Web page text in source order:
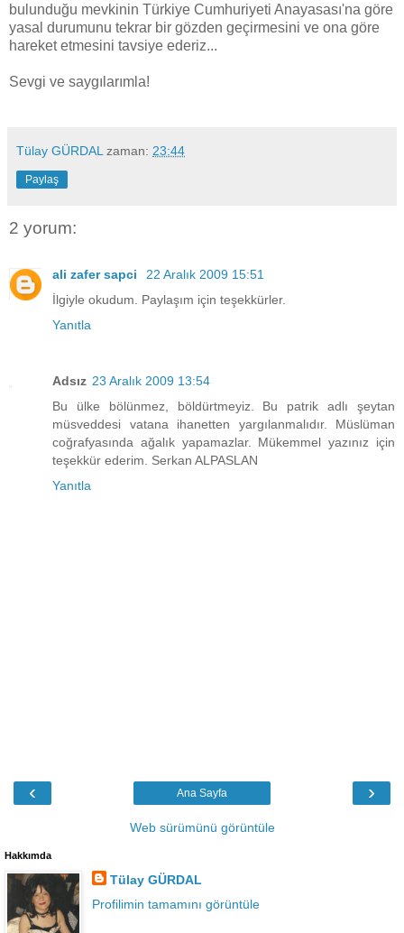
bulunduğu mevkinin Türkiye Cumhuriyeti Anayasası'na göre
yasal durumunu tekrar bir gözden geçirmesini ve ona göre
hareket etmesini tavsiye ederiz...
Sevgi ve saygılarımla!
Tülay GÜRDAL zaman: 23:44
Paylaş
2 yorum:
ali zafer sapci
22 Aralık 2009 15:51
İlgiyle okudum. Paylaşım için teşekkürler.
Yanıtla
Adsız 23 Aralık 2009 13:54
Bu ülke bölünmez, böldürtmeyiz. Bu patrik adlı şeytan
müsveddesi vatana ihanetten yargılanmalıdır. Müslüman
coğrafyasında ağalık yapamazlar. Mükemmel yazınız için
teşekkür ederim. Serkan ALPASLAN
Yanıtla
‹ ›
Ana Sayfa
Web sürümünü görüntüle
Hakkımda
Tülay GÜRDAL
Profilimin tamamını görüntüle